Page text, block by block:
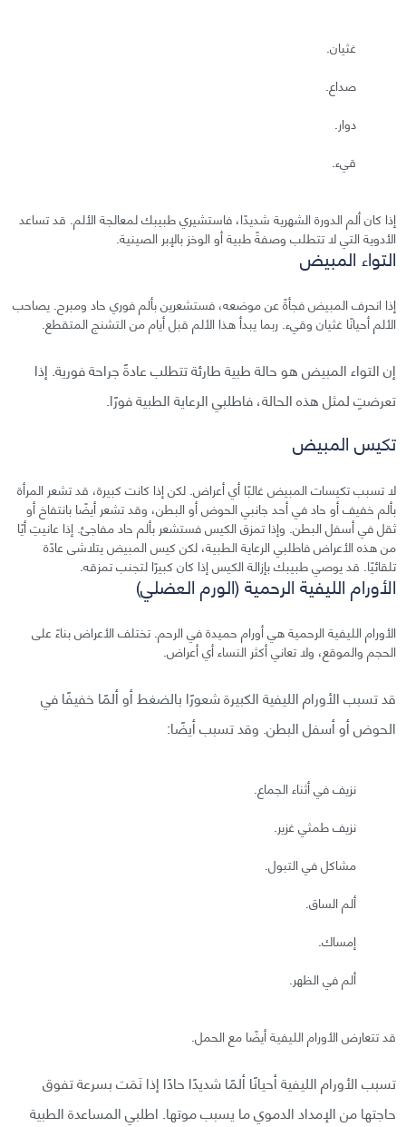
غثيان.
صداع.
دوار.
قيء.
إذا كان ألم الدورة الشهرية شديدًا، فاستشيري طبيبك لمعالجة الألم. قد تساعد
الأدوية التي لا تتطلب وصفةً طبية أو الوخز بالإبر الصينية.
التواء المبيض
إذا انحرف المبيض فجأةً عن موضعه، فستشعرين بألم فوري حاد ومبرح. يصاحب
الألم أحيانًا غثيان وقيء. ربما يبدأ هذا الألم قبل أيام من التشنج المتقطع.
إن التواء المبيض هو حالة طبية طارئة تتطلب عادةً جراحة فورية. إذا
تعرضتِ لمثل هذه الحالة، فاطلبي الرعاية الطبية فورًا.
تكيس المبيض
لا تسبب تكيسات المبيض غالبًا أي أعراض. لكن إذا كانت كبيرة، قد تشعر المرأة
بألم خفيف أو حاد في أحد جانبي الحوض أو البطن، وقد تشعر أيضًا بانتفاخ أو
ثقل في أسفل البطن. وإذا تمزق الكيس فستشعر بألم حاد مفاجئ. إذا عانيتِ أيًا
من هذه الأعراض فاطلبي الرعاية الطبية، لكن كيس المبيض يتلاشى عادًة
تلقائيًا. قد يوصي طبيبك بإزالة الكيس إذا كان كبيرًا لتجنب تمزقه.
الأورام الليفية الرحمية (الورم العضلي)
الأورام الليفية الرحمية هي أورام حميدة في الرحم. تختلف الأعراض بناءً على
الحجم والموقع، ولا تعاني أكثر النساء أي أعراض.
قد تسبب الأورام الليفية الكبيرة شعورًا بالضغط أو ألمًا خفيفًا في
الحوض أو أسفل البطن. وقد تسبب أيضًا:
نزيف في أثناء الجماع.
نزيف طمثي غزير.
مشاكل في التبول.
ألم الساق.
إمساك.
ألم في الظهر.
قد تتعارض الأورام الليفية أيضًا مع الحمل.
تسبب الأورام الليفية أحيانًا ألمًا شديدًا حادًا إذا نَمَت بسرعة تفوق
حاجتها من الإمداد الدموي ما يسبب موتها. اطلبي المساعدة الطبية